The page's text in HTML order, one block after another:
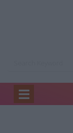
Home
Μουγκοπέτρος: